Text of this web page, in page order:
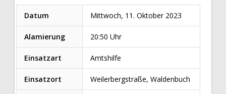
Datum Mittwoch, 11. Oktober 2023
Alamierung 20:50 Uhr
Einsatzart Amtshilfe
Einsatzort Weilerbergstraße, Waldenbuch